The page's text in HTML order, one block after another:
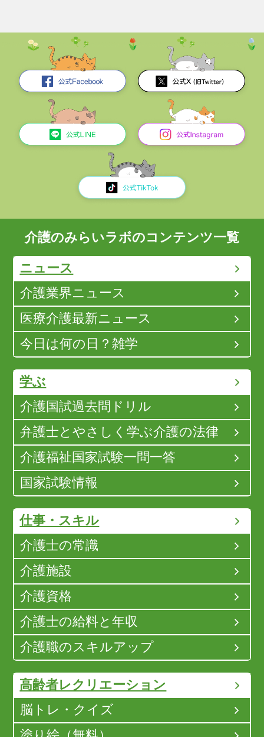
介護のみらいラボのコンテンツ一覧
ニュース
介護業界ニュース
医療介護最新ニュース
今日は何の日？雑学
学ぶ
介護国試過去問ドリル
弁護士とやさしく学ぶ介護の法律
介護福祉国家試験一問一答
国家試験情報
仕事・スキル
介護士の常識
介護施設
介護資格
介護士の給料と年収
介護職のスキルアップ
高齢者レクリエーション
脳トレ・クイズ